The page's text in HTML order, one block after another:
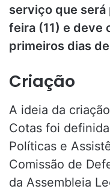
serviço que
feira (11) e deve
primeiros dias
Criação
A ideia da
Cotas foi
Políticas e
Comissão de
da Assembleia